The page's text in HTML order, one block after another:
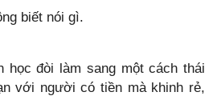
biết nói gì.
học đòi làm sang một cách thái
với người có tiền mà khinh rẻ,